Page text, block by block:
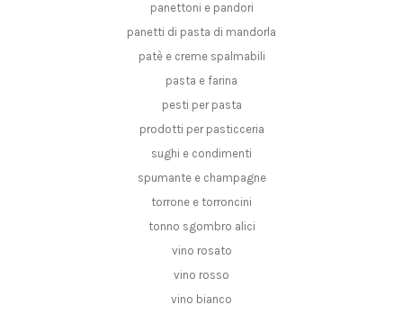
panettoni e pandori
panetti di pasta di mandorla
patè e creme spalmabili
pasta e farina
pesti per pasta
prodotti per pasticceria
sughi e condimenti
spumante e champagne
torrone e torroncini
tonno sgombro alici
vino rosato
vino rosso
vino bianco